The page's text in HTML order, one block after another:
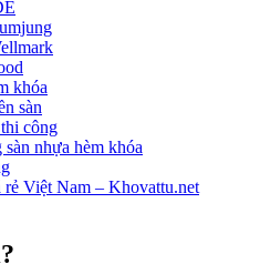
khóa
sàn
công
nhựa hèm khóa
rẻ Việt Nam – Khovattu.net